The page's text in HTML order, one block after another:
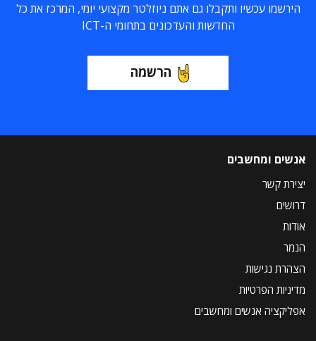
הירשמו עכשיו ותקבלו גם אתם ניוזלטר מקצועי יומי, המרכז את כל
החדשות והעדכונים בתחומי ה-ICT
הרשמה
אנשים ומחשבים
יצירת קשר
דרושים
אודות
הנמר
הצהרת נגישות
מדיניות הפרטיות
אפליקציה אנשים ומחשבים